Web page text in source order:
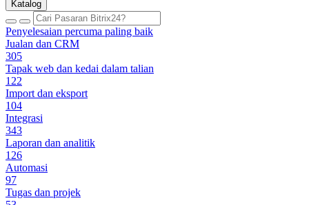
Katalog
Penyelesaian percuma paling baik
Jualan dan CRM
305
Tapak web dan kedai dalam talian
122
Import dan eksport
104
Integrasi
343
Laporan dan analitik
126
Automasi
97
Tugas dan projek